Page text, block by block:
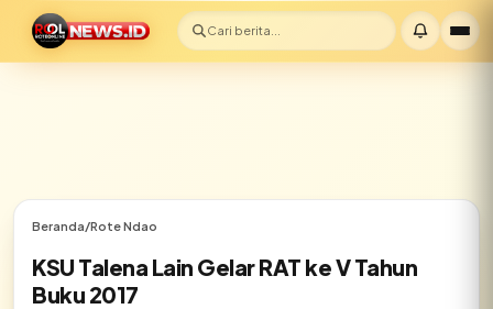
Cari berita...
Beranda/Rote Ndao
KSU Talena Lain Gelar RAT ke V Tahun
Buku 2017